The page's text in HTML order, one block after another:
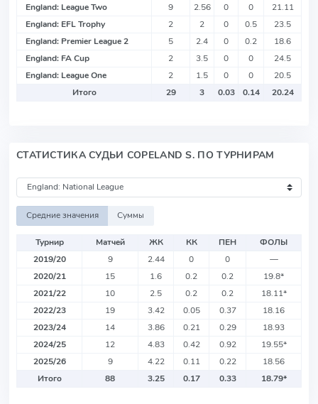
England: League Two
9 2.56 0 0
21.11
England: EFL Trophy
2 2 0 0.5
23.5
England: Premier League 2
5 2.4 0 0.2
18.6
England: FA Cup
2 3.5 0 0
24.5
England: League One
2 1.5 0 0
20.5
Итого
29 3 0.03 0.14 20.24
СТАТИСТИКА СУДЬИ COPELAND S. ПО ТУРНИРАМ
Средние значения Суммы
Турнир Матчей ЖК КК ПЕН
ФОЛЫ
2019/20
9 2.44 0 0
—
2020/21
15 1.6 0.2 0.2 19.8*
2021/22
10 2.5 0.2 0.2 18.11*
2022/23
19 3.42 0.05 0.37
18.16
2023/24
14 3.86 0.21 0.29
18.93
2024/25
12 4.83 0.42 0.92 19.55*
2025/26
9 4.22 0.11 0.22
18.56
Итого
88 3.25 0.17 0.33 18.79*